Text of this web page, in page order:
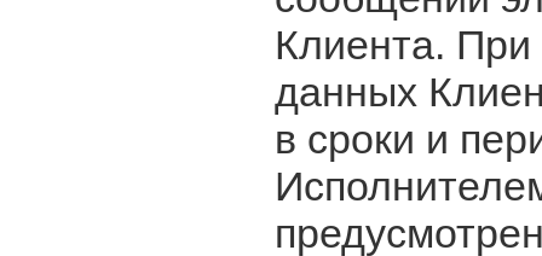
Клиента. При
данных
в сроки и